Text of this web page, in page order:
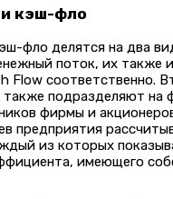
кэш-фло
фло делятся на два
поток, их также
Flow соответственно.
подразделяют на
фирмы и
предприятия
из которых
имеющего